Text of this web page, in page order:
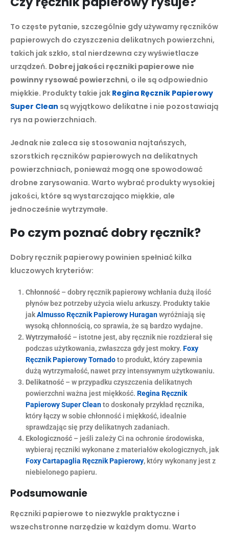
To częste pytanie, szczególnie gdy używamy ręczników
papierowych do czyszczenia delikatnych powierzchni,
takich jak szkło, stal nierdzewna czy wyświetlacze
urządzeń. Dobrej jakości ręczniki papierowe nie
powinny rysować powierzchni, o ile są odpowiednio
miękkie. Produkty takie jak Regina Ręcznik Papierowy
Super Clean są wyjątkowo delikatne i nie pozostawiają
rys na powierzchniach.
Jednak nie zaleca się stosowania najtańszych,
szorstkich ręczników papierowych na delikatnych
powierzchniach, ponieważ mogą one spowodować
drobne zarysowania. Warto wybrać produkty wysokiej
jakości, które są wystarczająco miękkie, ale
jednocześnie wytrzymałe.
Po czym poznać dobry ręcznik?
Dobry ręcznik papierowy powinien spełniać kilka
kluczowych kryteriów:
Chłonność– dobry ręcznik papierowy wchłania dużą ilość
płynów bez potrzeby użycia wielu arkuszy. Produkty takie
jak Almusso Ręcznik Papierowy Huraganwyróżniają się
wysoką chłonnością, co sprawia, że są bardzo wydajne.
Wytrzymałość– istotne jest, aby ręcznik nie rozdzierał się
podczas użytkowania, zwłaszcza gdy jest mokry. Foxy
Ręcznik Papierowy Tornadoto produkt, który zapewnia
dużą wytrzymałość, nawet przy intensywnym użytkowaniu.
Delikatność– w przypadku czyszczenia delikatnych
powierzchni ważna jest miękkość. Regina Ręcznik
Papierowy Super Cleanto doskonały przykład ręcznika,
który łączy w sobie chłonność i miękkość, idealnie
sprawdzając się przy delikatnych zadaniach.
Ekologiczność– jeśli zależy Ci na ochronie środowiska,
wybieraj ręczniki wykonane z materiałów ekologicznych, jak
Foxy Cartapaglia Ręcznik Papierowy, który wykonany jest z
niebielonego papieru.
Podsumowanie
Ręczniki papierowe to niezwykle praktyczne i
wszechstronne narzędzie w każdym domu. Warto